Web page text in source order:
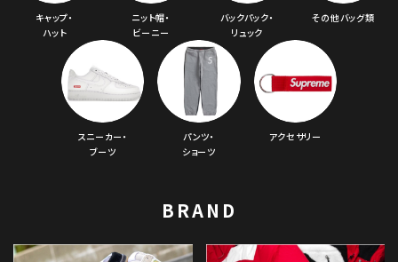
キャップ・
ハット
ニット帽・
ビーニー
バックパック・
リュック
その他バッグ類
スニーカー・
ブーツ
パンツ・
ショーツ
アクセサリー
BRAND